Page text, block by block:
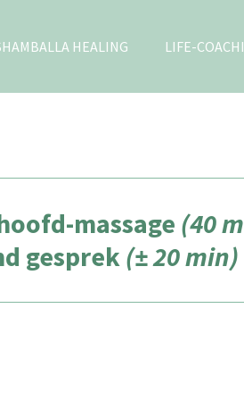
HEALING LIFE-
massage (40
gesprek(± 20 min)